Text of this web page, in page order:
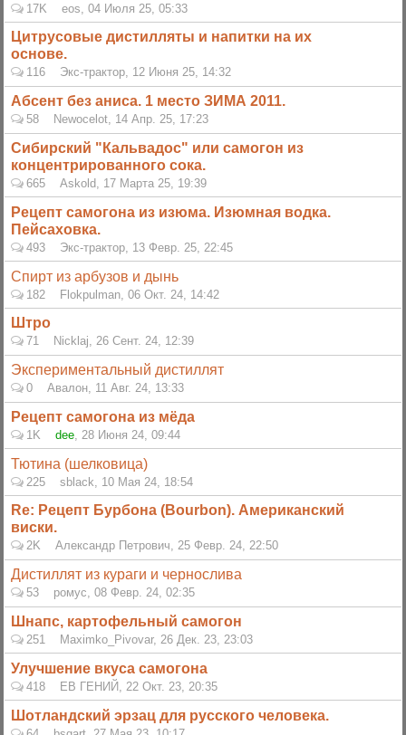
17K eos 04 Июля 25, 05:33
Цитрусовые дистилляты и напитки на их
основе.
116 Экс-трактор, 12 Июня 25, 14:32
Абсент без аниса. 1 место ЗИМА 2011.
58 Newocelot, 14 Апр. 25, 17:23
Сибирский "Кальвадос" или самогон из
концентрированного сока.
665 Askold, 17 Марта 25, 19:39
Рецепт самогона из изюма. Изюмная водка.
Пейсаховка.
493 Экс-трактор, 13 Февр. 25, 22:45
Спирт из арбузов и дынь
182 Flokpulman, 06 Окт. 24, 14:42
Штро
71 Nicklaj, 26 Сент. 24, 12:39
Экспериментальный дистиллят
0 Авалон, 11 Авг. 24, 13:33
Рецепт самогона из мёда
1K dee, 28 Июня 24, 09:44
Тютина (шелковица)
225 sblack 10 Мая 24, 18:54
Re: Рецепт Бурбона (Bourbon). Американский
виски.
2K Александр Петрович, 25 Февр. 24, 22:50
Дистиллят из кураги и чернослива
53 ромус, 08 Февр. 24, 02:35
Шнапс, картофельный самогон
251 Maximko_Pivovar, 26 Дек. 23, 23:03
Улучшение вкуса самогона
418 ЕВ ГЕНИЙ 22 Окт. 23, 20:35
Шотландский эрзац для русского человека.